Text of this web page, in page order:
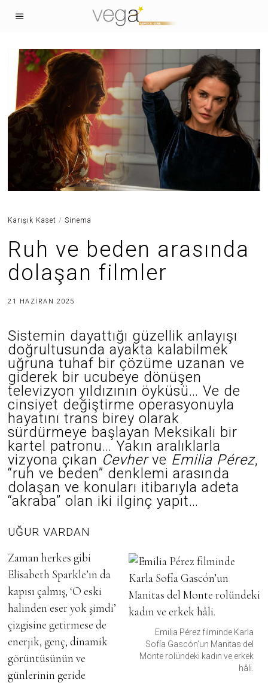
Karışık Kaset / Sinema
Ruh ve beden arasında
dolaşan filmler
21 HAZIRAN 2025
Z
I
R
A
N
2
0
5
Sistemin dayattığı güzellik anlayışı
doğrultusunda ayakta kalabilmek
uğruna tuhaf bir çözüme uzanan ve
giderek bir ucubeye dönüşen
televizyon yıldızının öyküsü… Ve de
cinsiyet değiştirme operasyonuyla
hayatını trans birey olarak
sürdürmeye başlayan Meksikalı bir
kartel patronu… Yakın aralıklarla
vizyona çıkan Cevherve Emilia Pérez,
“ruh ve beden” denklemi arasında
dolaşan ve konuları itibarıyla adeta
“akraba” olan iki ilginç yapıt…
UĞUR VARDAN
Emilia Pérez filminde Karla
Sofía Gascón’un Manitas del
Monte rolündeki kadın ve erkek
hâli.
Zaman herkes gibi
Elisabeth Sparkle’ın da
kapısı çalmış, ‘O eski
halinden eser yok şimdi’
çizgisine getirmese de
enerjik, genç, dinamik
görüntüsünün ve
günlerinin geride